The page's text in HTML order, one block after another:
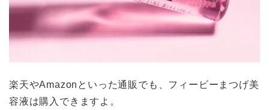
楽天やAmazonといった通販でも、フィービーまつげ美
容液は購入できますよ。